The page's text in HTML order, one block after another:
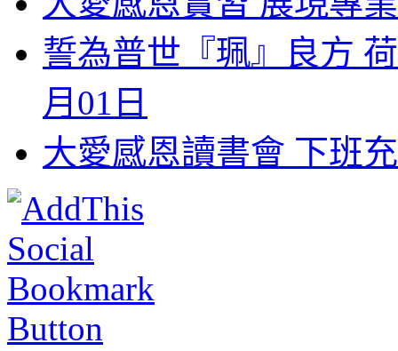
誓為普世『珮』良方
月01日
大愛感恩讀書會 下班